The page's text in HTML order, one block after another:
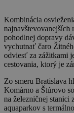
Kombinácia
najnavštevovanejších
pohodlnej dopravy
vychutnať čaro
odviesť za zážitkami
cestovania, ktorý je
Zo smeru Bratislava
Komárno a Štúrovo
na železničnej stanici
aquaparkov s